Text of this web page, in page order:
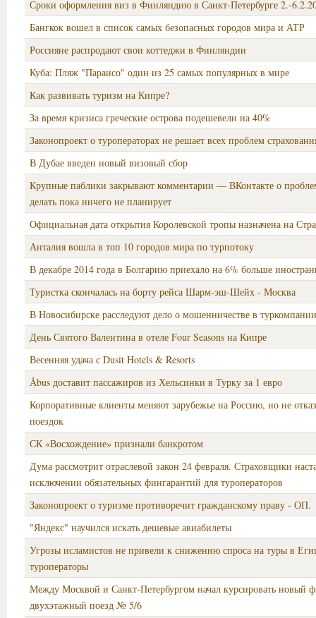
Сроки оформления виз в Финляндию в Санкт-Петербурге 2.-
Бангкок вошел в список самых безопасных городов мира и АТР
Россияне распродают свои коттеджи в Финляндии
Куба: Пляж "Параисо" один из 25 самых популярных в мире
Как развивать туризм на Кипре?
За время кризиса греческие острова подешевели на 40%
Законопроект о туроператорах не решает всех проблем
В Дубае введен новый визовый сбор
Крупные паблики закрывают комментарии — ВКонтакте о
делать пока ничего не планирует
Официальная дата открытия Королевской тропы назначена на
Анталия вошла в топ 10 городов мира по турпотоку
В декабре 2014 года в Болгарию приехало на 6% больше
Туристка скончалась на борту рейса Шарм-эш-Шейх - Москва
В Новосибирске расследуют дело о мошенничестве в
День Святого Валентина в отеле Four Seasons на Кипре
Весенняя удача с Dusit Hotels & Resorts
Åbus доставит пассажиров из Хельсинки в Турку за 1 евро
Корпоративные клиенты меняют зарубежье на Россию, но не
поездок
СК «Восхождение» признали банкротом
Дума рассмотрит отраслевой закон 24 февраля. Страховщики
исключении обязательных фингарантий для туроператоров
Законопроект о туризме противоречит гражданскому праву - ОП.
"Яндекс" научился искать дешевые авиабилеты
Угрозы исламистов не привели к снижению спроса на туры в
туроператоры
Между Москвой и Санкт-Петербургом начал курсировать новый
двухэтажный поезд № 5/6